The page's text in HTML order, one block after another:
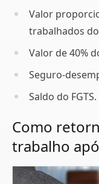
Valor
trabalhados
Valor de 40%
Seguro-
Saldo do FGTS.
Como
trabalho